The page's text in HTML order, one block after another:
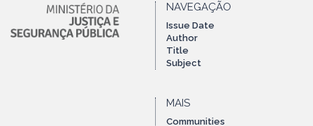
NAVEGAÇÃO
Issue Date
Author
Title
Subject
MAIS
Communities